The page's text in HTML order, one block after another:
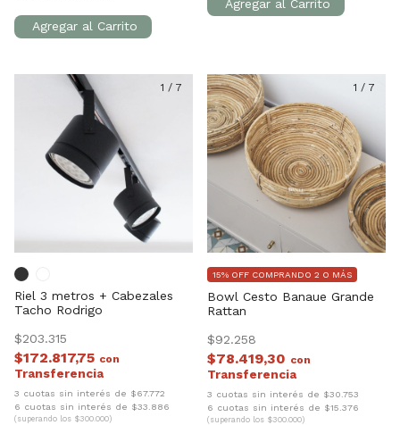
1 / 7
Riel 3 metros + Cabezales
Tacho Rodrigo
$203.315
$172.817,75 con
3 cuotas sin interés de $67.772
6 cuotas sin interés de $33.886
(superando los $300.000)
1 / 7
Bowl Cesto Banaue Grande
Rattan
$92.258
15% OFF COMPRANDO 2 O MÁS
$78.419,30 con
3 cuotas sin interés de $30.753
6 cuotas sin interés de $15.376
(superando los $300.000)